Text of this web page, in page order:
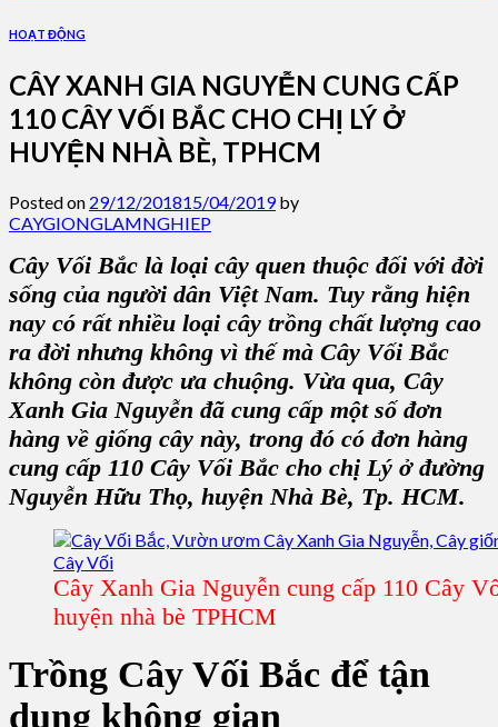
HOẠT ĐỘNG
CÂY XANH GIA NGUYỄN CUNG CẤP
110 CÂY VỐI BẮC CHO CHỊ LÝ Ở
HUYỆN NHÀ BÈ, TPHCM
Posted on 29/12/201815/04/2019by
CAYGIONGLAMNGHIEP
Cây Vối Bắc là loại cây quen thuộc đối với đời
sống của người dân Việt Nam. Tuy rằng hiện
nay có rất nhiều loại cây trồng chất lượng cao
ra đời nhưng không vì thế mà Cây Vối Bắc
không còn được ưa chuộng. Vừa qua, Cây
Xanh Gia Nguyễn đã cung cấp một số đơn
hàng về giống cây này, trong đó có đơn hàng
cung cấp 110 Cây Vối Bắc cho chị Lý ở đường
Nguyễn Hữu Thọ, huyện Nhà Bè, Tp. HCM.
Cây Xanh Gia Nguyễn cung cấp 110 Cây
huyện nhà bè TPHCM
Trồng Cây Vối Bắc để tận
dụng không gian